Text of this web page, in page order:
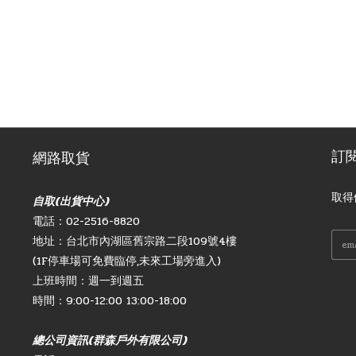
網路取貨
自取(出貨中心)
電話：02-2516-8820
地址：台北市內湖區舊宗路二段109號4樓
(1F停車場可免費臨停,未來工場旁進入)
上班時間：週一到週五
時間：9:00-12:00 13:00-18:00
總公司資訊(群森戶外有限公司)
訂
取